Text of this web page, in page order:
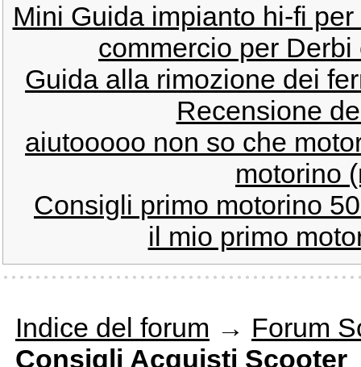
Mini Guida impianto hi-fi
commercio per
Guida alla rimozione dei
Recensione
aiutooooo non so che
motorino
Consigli primo motorino
il mio primo
Indice del forum → Forum
Consigli Acquisti Scooter